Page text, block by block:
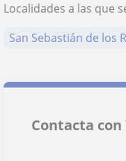
Localidades a las que
San Sebastián de los
Contacta